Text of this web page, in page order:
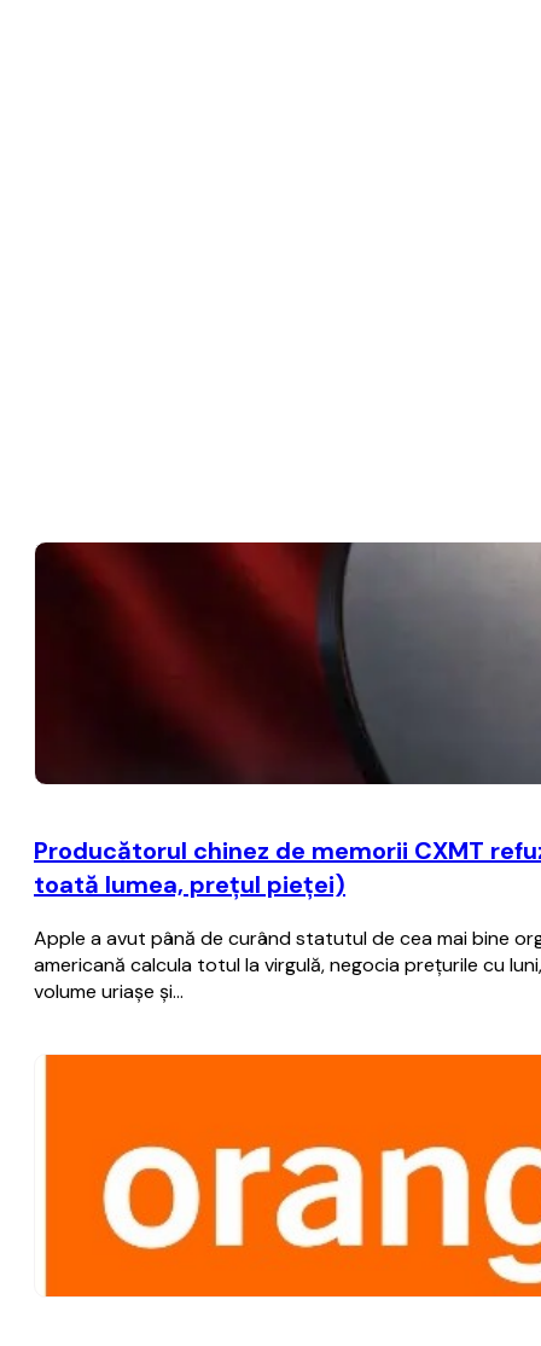
Producătorul chinez de memorii CXMT
toată lumea, preţul pieţei)
Apple a avut până de curând statutul de cea mai bine
americană calcula totul la virgulă, negocia preţurile cu
volume uriaşe şi…